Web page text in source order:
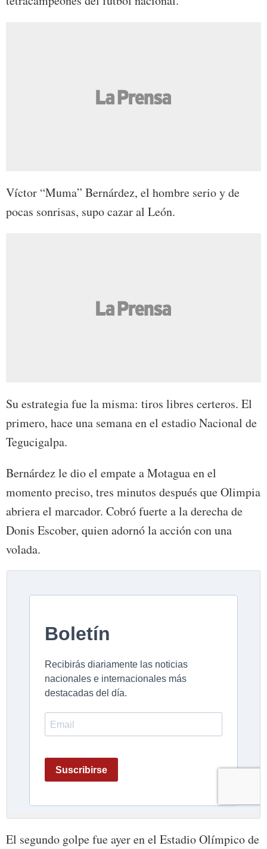
Víctor “Muma” Bernárdez, el hombre serio y de
pocas sonrisas, supo cazar al León.
Su estrategia fue la misma: tiros libres certeros. El
primero, hace una semana en el estadio Nacional de
Tegucigalpa.
Bernárdez le dio el empate a Motagua en el
momento preciso, tres minutos después que Olimpia
abriera el marcador. Cobró fuerte a la derecha de
Donis Escober, quien adornó la acción con una
volada.
El segundo golpe fue ayer en el Estadio Olímpico de